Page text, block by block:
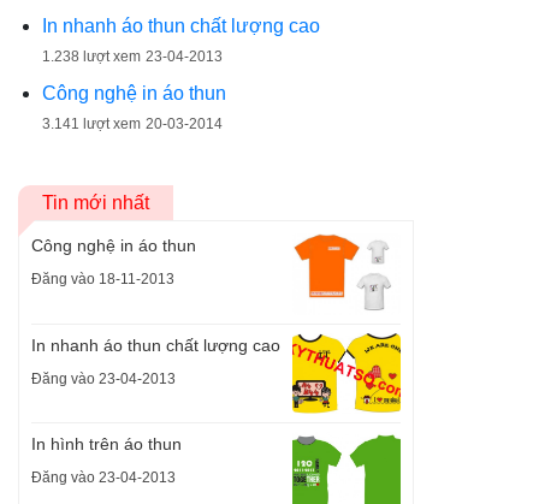
In nhanh áo thun chất lượng cao
1.238 lượt xem 23-04-2013
Công nghệ in áo thun
3.141 lượt xem 20-03-2014
Tin mới nhất
Công nghệ in áo thun
Đăng vào 18-11-2013
In nhanh áo thun chất lượng cao
Đăng vào 23-04-2013
In hình trên áo thun
Đăng vào 23-04-2013